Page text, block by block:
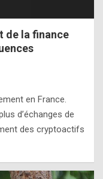
de la finance
en France.
d’échanges de
des cryptoactifs